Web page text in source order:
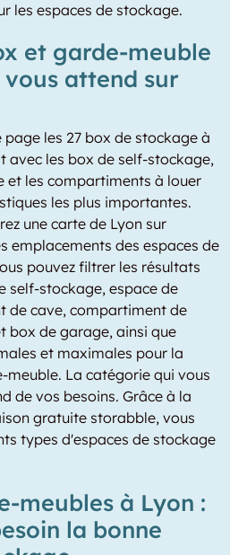
les espaces de stockage.
et garde-meuble
vous attend sur
les 27 box de stockage à
avec les box de self-stockage,
et les compartiments à louer
les plus importantes.
une carte de Lyon sur
emplacements des espaces de
pouvez filtrer les résultats
self-stockage, espace de
de cave, compartiment de
box de garage, ainsi que
et maximales pour la
La catégorie qui vous
de vos besoins. Grâce à la
gratuite storabble, vous
types d'espaces de stockage
meubles à Lyon :
la bonne